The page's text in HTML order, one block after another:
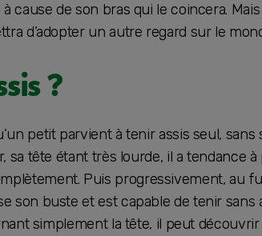
cause de son bras qui le coincera.
d’adopter un autre regard sur le
?
petit parvient à tenir assis seul,
sa tête étant très lourde, il a tendance
Puis progressivement, au
son buste et est capable de tenir sans
simplement la tête, il peut